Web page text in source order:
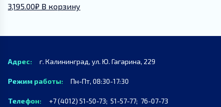
3,195.00₽ В корзину
Адрес: г. Калининград, ул. Ю. Гагарина, 229
Режим работы: Пн-Пт, 08:30-17:30
Телефон: +7 (4012) 51-50-73; 51-57-77; 76-07-73